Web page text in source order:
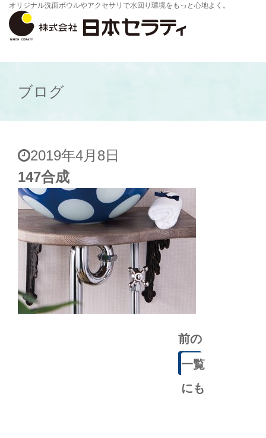
オリジナル洗面ボウルやアクセサリで水回り環境をもっと心地よく。
ブログ
2019年4月8日
147合成
前の
記事
一覧
にも